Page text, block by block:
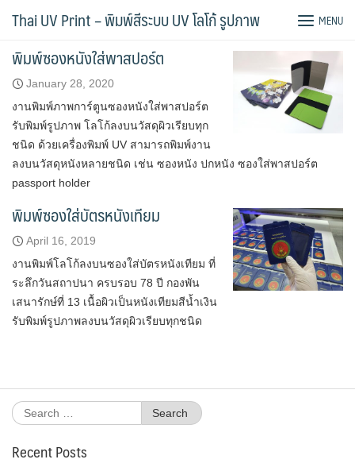
Thai UV Print – พิมพ์สีระบบ UV โลโก้ รูปภาพ MENU
Tag:สกรีนซองใส่บัตร
พิมพ์ซองหนังใส่พาสปอร์ต
January 28, 2020
งานพิมพ์ภาพการ์ตูนซองหนังใส่พาสปอร์ต
รับพิมพ์รูปภาพ โลโก้ลงบนวัสดุผิวเรียบทุก
ชนิด ด้วยเครื่องพิมพ์ UV สามารถพิมพ์งาน
ลงบนวัสดุหนังหลายชนิด เช่น ซองหนัง ปกหนัง ซองใส่พาสปอร์ต
passport holder
พิมพ์ซองใส่บัตรหนังเทียม
April 16, 2019
งานพิมพ์โลโก้ลงบนซองใส่บัตรหนังเทียม ที่
ระลึกวันสถาปนา ครบรอบ 78 ปี กองพัน
เสนารักษ์ที่ 13 เนื้อผิวเป็นหนังเทียมสีน้ำเงิน
รับพิมพ์รูปภาพลงบนวัสดุผิวเรียบทุกชนิด
Search
for:
Recent Posts